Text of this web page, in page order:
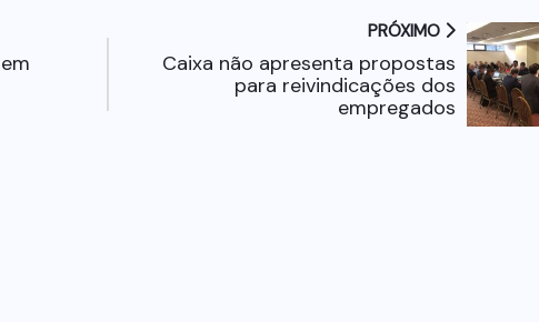
PRÓXIMO
Caixa não apresenta propostas
para reivindicações dos
empregados